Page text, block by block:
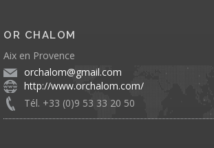
OR CHALOM
Aix en Provence
orchalom@gmail.com
http://www.orchalom.com/
Tél. +33 (0)9 53 33 20 50